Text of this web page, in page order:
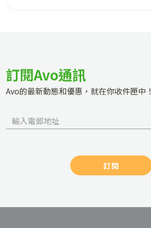
訂閱Avo通訊
Avo的最新動態和優惠，就在你收件匣中！
訂閱